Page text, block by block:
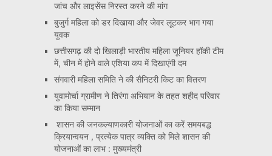
जांच और लाइसेंस निरस्त करने की मांग
बुजुर्ग महिला को डर दिखाया और जेवर लूटकर भाग गया
युवक
छत्तीसगढ़ की दो खिलाड़ी भारतीय महिला जूनियर हॉकी टीम
में, चीन में होने वाले एशिया कप में दिखाएंगी दम
संगवारी महिला समिति ने की सैनिटरी किट का वितरण
युवामोर्चा ग्रामीण ने तिरंगा अभियान के तहत शहीद परिवार
का किया सम्मान
शासन की जनकल्याणकारी योजनाओं का करें समयबद्ध
क्रियान्वयन , प्रत्येक पात्र व्यक्ति को मिले शासन की
योजनाओं का लाभ : मुख्यमंत्री